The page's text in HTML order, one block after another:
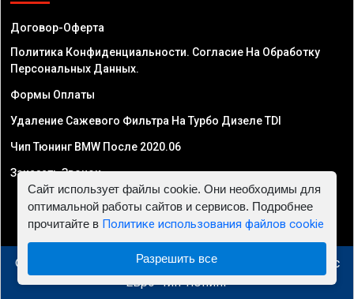
Договор-Оферта
Политика Конфиденциальности. Согласие На Обработку
Персональных Данных.
Формы Оплаты
Удаление Сажевого Фильтра На Турбо Дизеле TDI
Чип Тюнинг BMW После 2020.06
Заказать Звонок
© 2010 - 2026 Чип тюнинг в Узбекистане - Автосервис
"Евро Чип Тюнинг"
Сайт использует файлы cookie. Они необходимы для
оптимальной работы сайтов и сервисов. Подробнее
прочитайте в Политике использования файлов cookie
Разрешить все